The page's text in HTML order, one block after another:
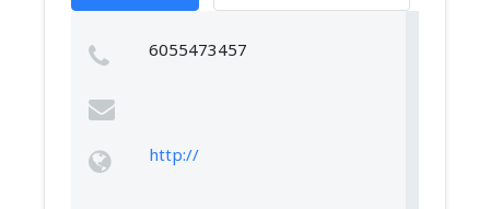
6055473457
http://